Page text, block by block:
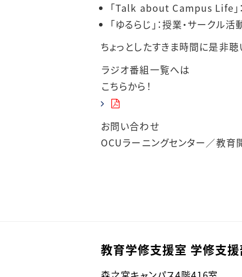
「Talk about Campus Life」
「ゆるらじ」：授業・サークル活
ちょっとしたすきま時間に是非聴
ラジオ番組一覧へは
こちらから！
お問い合わせ
OCUラーニングセンター／教育
教育学修支援室 学修支援